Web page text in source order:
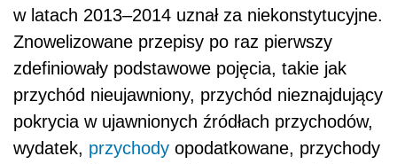
w latach 2013–2014 uznał za niekonstytucyjne.
Znowelizowane przepisy po raz pierwszy
zdefiniowały podstawowe pojęcia, takie jak
przychód nieujawniony, przychód nieznajdujący
pokrycia w ujawnionych źródłach przychodów,
wydatek, przychody opodatkowane, przychody